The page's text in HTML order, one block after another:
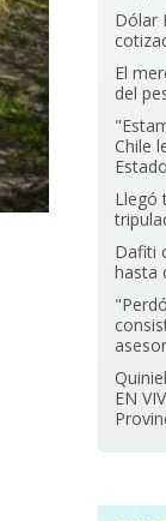
Dólar
El
del
Chile
Estado
Llegó
Dafiti
hasta
EN